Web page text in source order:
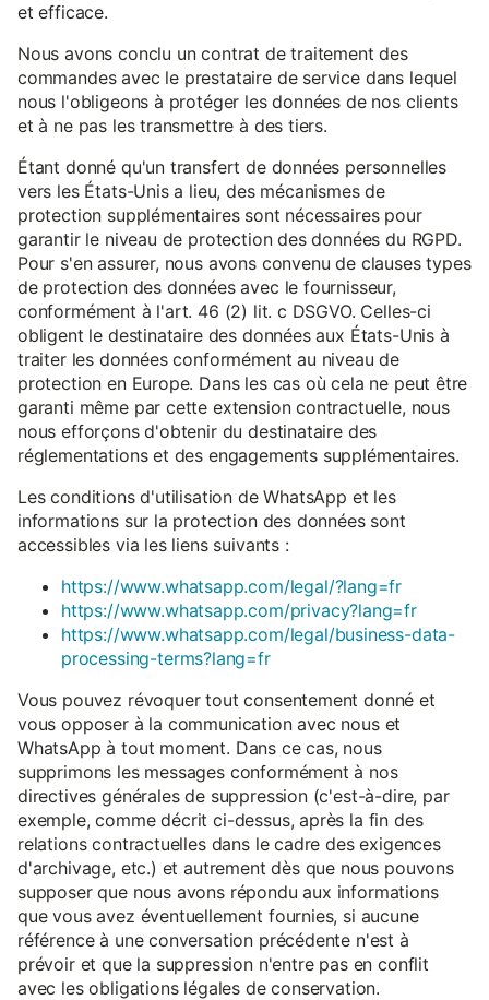
et efficace.
Nous avons conclu un contrat de traitement des
commandes avec le prestataire de service dans lequel
nous l'obligeons à protéger les données de nos clients
et à ne pas les transmettre à des tiers.
Étant donné qu'un transfert de données personnelles
vers les États-Unis a lieu, des mécanismes de
protection supplémentaires sont nécessaires pour
garantir le niveau de protection des données du RGPD.
Pour s'en assurer, nous avons convenu de clauses types
de protection des données avec le fournisseur,
conformément à l'art. 46 (2) lit. c DSGVO. Celles-ci
obligent le destinataire des données aux États-Unis à
traiter les données conformément au niveau de
protection en Europe. Dans les cas où cela ne peut être
garanti même par cette extension contractuelle, nous
nous efforçons d'obtenir du destinataire des
réglementations et des engagements supplémentaires.
Les conditions d'utilisation de WhatsApp et les
informations sur la protection des données sont
accessibles via les liens suivants :
https://www.whatsapp.com/legal/?lang=fr
https://www.whatsapp.com/privacy?lang=fr
https://www.whatsapp.com/legal/business-data-
processing-terms?lang=fr
Vous pouvez révoquer tout consentement donné et
vous opposer à la communication avec nous et
WhatsApp à tout moment. Dans ce cas, nous
supprimons les messages conformément à nos
directives générales de suppression (c'est-à-dire, par
exemple, comme décrit ci-dessus, après la fin des
relations contractuelles dans le cadre des exigences
d'archivage, etc.) et autrement dès que nous pouvons
supposer que nous avons répondu aux informations
que vous avez éventuellement fournies, si aucune
référence à une conversation précédente n'est à
prévoir et que la suppression n'entre pas en conflit
avec les obligations légales de conservation.